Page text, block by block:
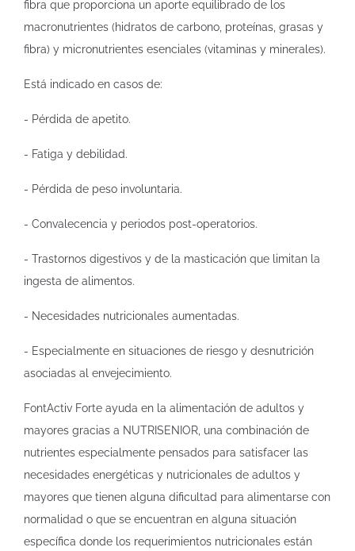
fibra que proporciona un aporte equilibrado de los
macronutrientes (hidratos de carbono, proteínas, grasas y
fibra) y micronutrientes esenciales (vitaminas y minerales).
Está indicado en casos de:
- Pérdida de apetito.
- Fatiga y debilidad.
- Pérdida de peso involuntaria.
- Convalecencia y periodos post-operatorios.
- Trastornos digestivos y de la masticación que limitan la
ingesta de alimentos.
- Necesidades nutricionales aumentadas.
- Especialmente en situaciones de riesgo y desnutrición
asociadas al envejecimiento.
FontActiv Forte ayuda en la alimentación de adultos y
mayores gracias a NUTRISENIOR, una combinación de
nutrientes especialmente pensados para satisfacer las
necesidades energéticas y nutricionales de adultos y
mayores que tienen alguna dificultad para alimentarse con
normalidad o que se encuentran en alguna situación
específica donde los requerimientos nutricionales están